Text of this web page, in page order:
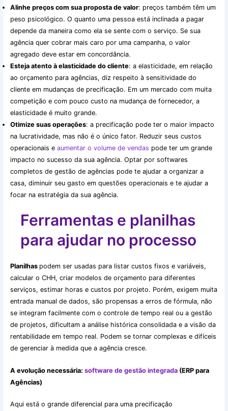
Alinhe preços com sua proposta de valor: preços também têm um
peso psicológico. O quanto uma pessoa está inclinada a pagar
depende da maneira como ela se sente com o serviço. Se sua
agência quer cobrar mais caro por uma campanha, o valor
agregado deve estar em concordância.
Esteja atento à elasticidade do cliente: a elasticidade, em relação
ao orçamento para agências, diz respeito à sensitividade do
cliente em mudanças de precificação. Em um mercado com muita
competição e com pouco custo na mudança de fornecedor, a
elasticidade é muito grande.
Otimize suas operações: a precificação pode ter o maior impacto
na lucratividade, mas não é o único fator. Reduzir seus custos
operacionais eaumentar o volume de vendas pode ter um grande
impacto no sucesso da sua agência. Optar por softwares
completos de gestão de agências pode te ajudar a organizar a
casa, diminuir seu gasto em questões operacionais e te ajudar a
focar na estratégia da sua agência.
Ferramentas e planilhas
para ajudar no processo
Planilhas podem ser usadas para listar custos fixos e variáveis,
calcular o CHH, criar modelos de orçamento para diferentes
serviços, estimar horas e custos por projeto. Porém, exigem muita
entrada manual de dados, são propensas a erros de fórmula, não
se integram facilmente com o controle de tempo real ou a gestão
de projetos, dificultam a análise histórica consolidada e a visão da
rentabilidade em tempo real. Podem se tornar complexas e difíceis
de gerenciar à medida que a agência cresce.
A evolução necessária: software de gestão integrada(ERP para
Agências)
Aqui está o grande diferencial para uma precificação